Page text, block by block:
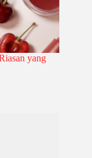
yang